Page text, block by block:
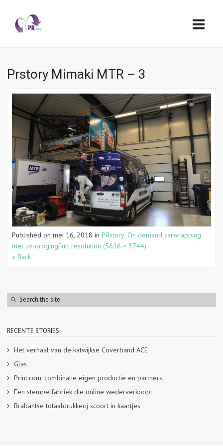
Prstory Mimaki MTR – 3
Published on mei 16, 2018 in PRstory: On demand carwrapping
met uv-drogingFull resolution (5616 × 3744)
« Back
RECENTE STORIES
Het verhaal van de katwijkse Coverband ACE
Glas
Print.com: combinatie eigen productie en partners
Een stempelfabriek die online wederverkoopt
Brabantse totaaldrukkerij scoort in kaartjes